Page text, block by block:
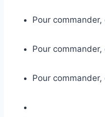
Pour
Pour
Pour